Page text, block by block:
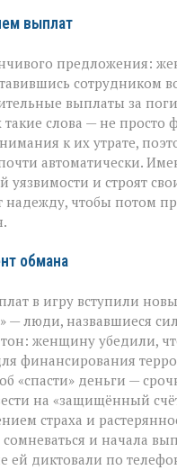
выплат
предложения:
сотрудником
выплаты за
слова — не просто
к их утрате,
автоматически.
уязвимости и строят
чтобы потом
обмана
в игру вступили
— люди, назвавшиеся
женщину убедили,
финансирования
«спасти» деньги —
на «защищённый
страха и
и начала
ей диктовали по